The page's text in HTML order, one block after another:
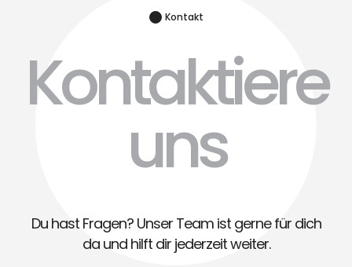
Kontakt
Kontaktiere
uns
Du hast Fragen? Unser Team ist gerne für dich
da und hilft dir jederzeit weiter.